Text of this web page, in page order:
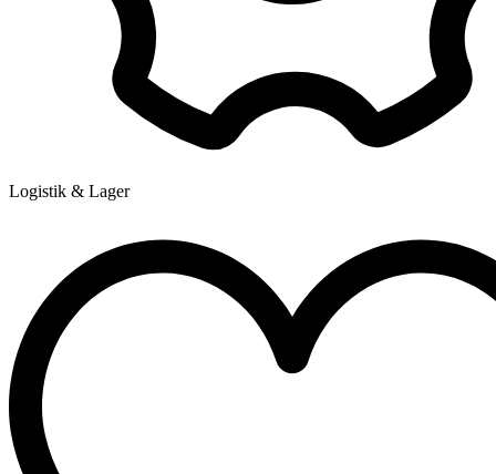
Logistik & Lager